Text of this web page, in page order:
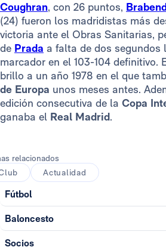
Coughran, con 26 puntos,
(24) fueron los madridistas más
victoria ante el Obras Sanitarias,
de Prada a falta de dos segundos
marcador en el 103-104 definitivo.
brillo a un año 1978 en el que
de Europa unos meses antes.
edición consecutiva de la Copa
ganaba el Real Madrid.
relacionados
Actualidad
Fútbol
Baloncesto
Socios